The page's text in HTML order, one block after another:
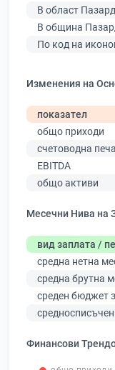
В област
В община
По код на
Изменения на
показател
общо приходи
счетоводна
EBITDA
общо активи
Месечни Нива на
вид заплата /
средна нетна
средна брутна
среден бюджет
Финансови